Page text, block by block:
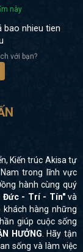
này
bao nhieu tien
với bạn?
Kiến trúc Akisa tự
trong lĩnh vực
hành cùng quý
Đức - Trí - Tín"và
khách hàng những
giúp cuộc sống
HƯỞNG. Hãy tận
sống và làm việc